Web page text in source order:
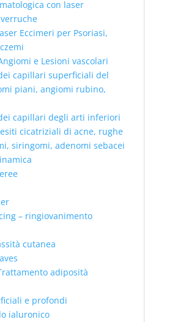
con laser
Eccimeri per Psoriasi,
e Lesioni vascolari
capillari superficiali del
piani, angiomi rubino,
capillari degli arti inferiori
cicatriziali di acne, rughe
siringomi, adenomi sebacei
– ringiovanimento
cutanea
adiposità
e profondi
ialuronico